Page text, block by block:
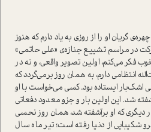
گریان او را از روزی به یاد دارم که هنوز
در مراسم تشییع جنازه‌ی «علی حاتمی»
فکر می‌کنم، اولین تصویر واقعی، و نه در
انتظامی دارم، به همان روز برمی‌گردد که
اشک‌بار ایستاده بود. کسی می‌خواست با او
شد. این اولین بار و جزو معدود دفعاتی
دیگری که او برآشفته شد، همان روز نحسی
شکیبایی از دنیا رفته است؛ تیر ماه سال